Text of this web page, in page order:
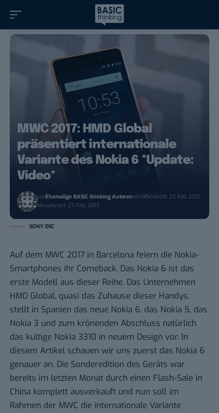
MWC 2017: HMD Global
präsentiert internationale
Variante des Nokia 6 *Update:
Video*
vonEhemalige BASIC thinking AutorenVeröffentlicht: 27. Feb. 2017
Aktualisiert: 27. Feb. 2017
SONY DSC
Auf dem MWC 2017 in Barcelona feiern die Nokia-
Smartphones ihr Comeback. Das Nokia 6 ist das
erste Modell aus dieser Reihe. Das Unternehmen
HMD Global, quasi das Zuhause dieser Handys,
stellt in Spanien das neue Nokia 6, das Nokia 5, das
Nokia 3 und zum krönenden Abschluss natürlich
das kultige Nokia 3310 in neuem Design vor. In
diesem Artikel schauen wir uns zuerst das Nokia 6
genauer an. Die Sonderedition des Geräts war
bereits im letzten Monat durch einen Flash-Sale in
China komplett ausverkauft und nun soll im
Rahmen der MWC die internationale Variante